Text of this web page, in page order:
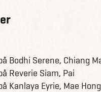
Bodhi Serene, Chiang
Reverie Siam, Pai
Kanlaya Eyrie, Mae